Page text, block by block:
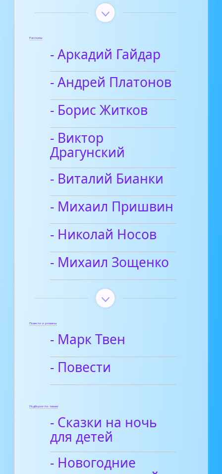
Рассказы
- Аркадий Гайдар
- Андрей Платонов
- Борис Житков
- Виктор
Драгунский
- Виталий Бианки
- Михаил Пришвин
- Николай Носов
- Михаил Зощенко
Повести и романы
- Марк Твен
- Повести
Подборки по темам
- Сказки на ночь
для детей
- Новогодние